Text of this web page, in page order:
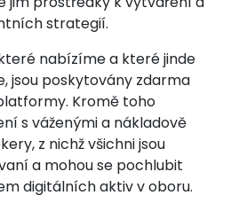
strategií.
nabízíme a které jinde
jsou poskytovány zdarma
Kromě toho
s váženými a nákladově
z nichž všichni jsou
a mohou se pochlubit
digitálních aktiv v oboru.